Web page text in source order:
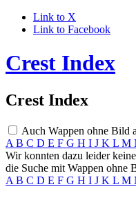
Link to X
Link to Facebook
Crest Index
Crest Index
Auch Wappen ohne Bild
A B C D E F G H I J K L M
Wir konnten dazu leider
die Suche mit Wappen ohne
A B C D E F G H I J K L M